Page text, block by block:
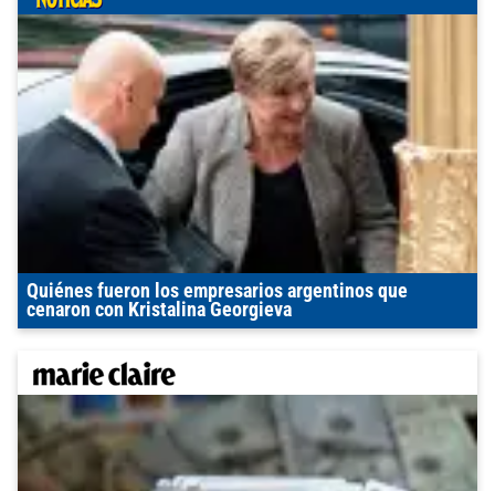
Quiénes fueron los empresarios argentinos que
cenaron con Kristalina Georgieva